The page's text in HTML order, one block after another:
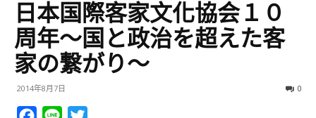
日本国際客家文化協会１０
周年～国と政治を超えた客
家の繋がり～
2014年8月7日 0